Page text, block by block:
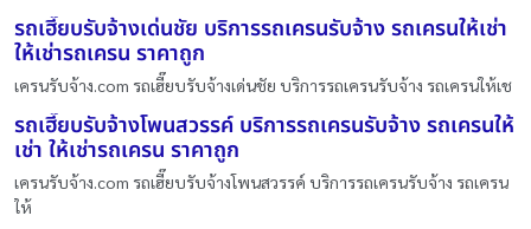
รถเฮี๊ยบรับจ้างเด่นชัย บริการรถเครนรับจ้าง รถเครนให้เช่า
ให้เช่ารถเครน ราคาถูก
เครนรับจ้าง.com รถเฮี๊ยบรับจ้างเด่นชัย บริการรถเครนรับจ้าง รถเครนให้เช
รถเฮี๊ยบรับจ้างโพนสวรรค์ บริการรถเครนรับจ้าง รถเครนให้
เช่า ให้เช่ารถเครน ราคาถูก
เครนรับจ้าง.com รถเฮี๊ยบรับจ้างโพนสวรรค์ บริการรถเครนรับจ้าง รถเครน
ให้